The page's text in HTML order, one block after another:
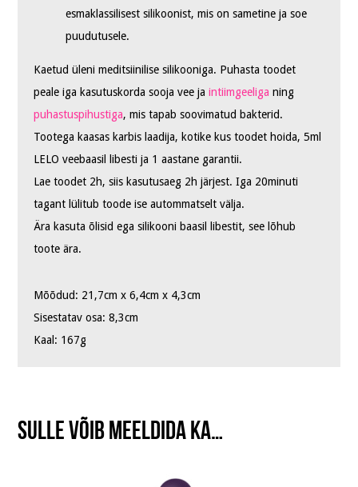
esmaklassilisest silikoonist, mis on sametine ja soe
puudutusele.
Kaetud üleni meditsiinilise silikooniga. Puhasta toodet
peale iga kasutuskorda sooja vee jaintiimgeeliga ning
puhastuspihustiga, mis tapab soovimatud bakterid.
Tootega kaasas karbis laadija, kotike kus toodet hoida, 5ml
LELO veebaasil libesti ja 1 aastane garantii.
Lae toodet 2h, siis kasutusaeg 2h järjest. Iga 20minuti
tagant lülitub toode ise autommatselt välja.
Ära kasuta õlisid ega silikooni baasil libestit, see lõhub
toote ära.
Mõõdud: 21,7cm x 6,4cm x 4,3cm
Sisestatav osa: 8,3cm
Kaal: 167g
Sulle võib meeldida ka…